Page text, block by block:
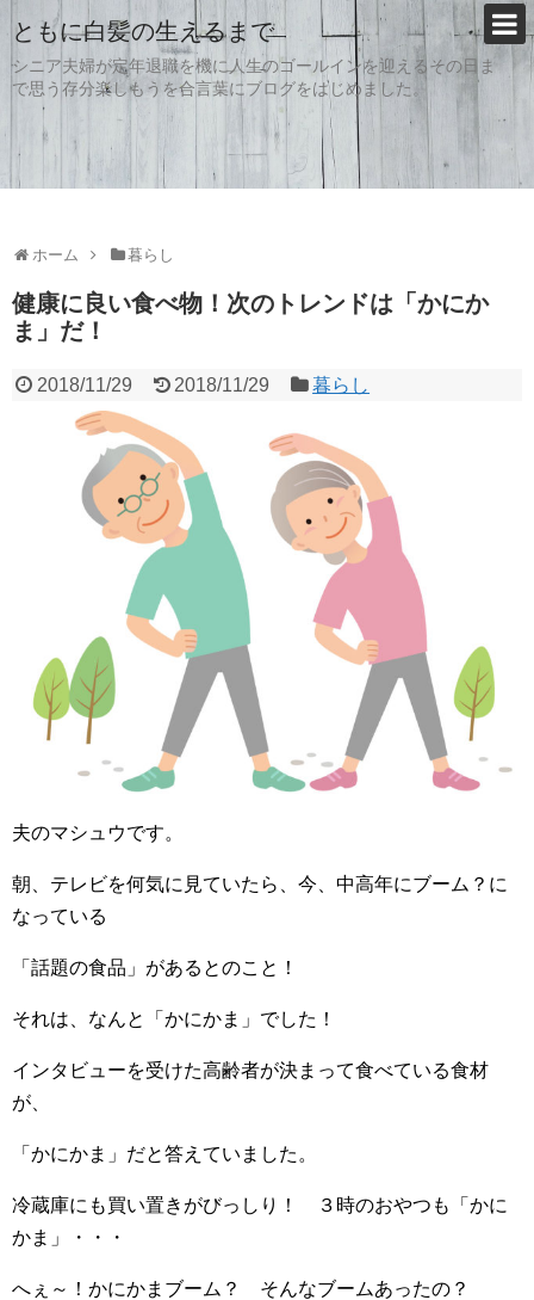
ともに白髪の生えるまで
シニア夫婦が定年退職を機に人生のゴールインを迎えるその日ま
で思う存分楽しもうを合言葉にブログをはじめました。
ホーム 暮らし
健康に良い食べ物！次のトレンドは「かにか
ま」だ！
2018/11/29 2018/11/29 暮らし
夫のマシュウです。
朝、テレビを何気に見ていたら、今、中高年にブーム？に
なっている
「話題の食品」があるとのこと！
それは、なんと「かにかま」でした！
インタビューを受けた高齢者が決まって食べている食材
が、
「かにかま」だと答えていました。
冷蔵庫にも買い置きがびっしり！ ３時のおやつも「かに
かま」・・・
へぇ～！かにかまブーム？ そんなブームあったの？